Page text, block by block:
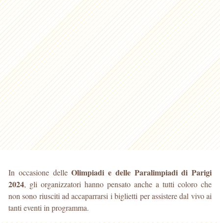
In occasione delleOlimpiadi e delle Paralimpiadi di Parigi
2024, gli organizzatori hanno pensato anche a tutti coloro che
non sono riusciti ad accaparrarsi i biglietti per assistere dal vivo ai
tanti eventi in programma.